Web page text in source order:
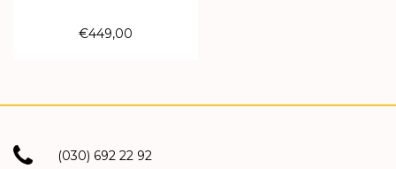
€449,00
(030) 692 22 92